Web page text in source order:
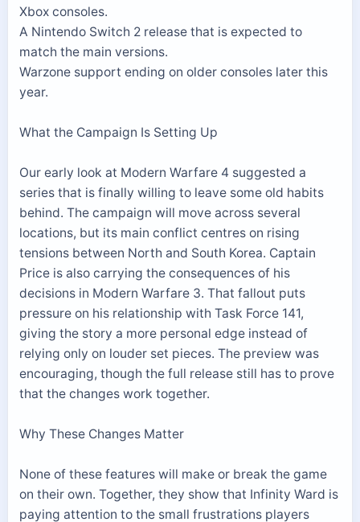
Xbox consoles.
A Nintendo Switch 2 release that is expected to
match the main versions.
Warzone support ending on older consoles later this
year.
What the Campaign Is Setting Up
Our early look at Modern Warfare 4 suggested a
series that is finally willing to leave some old habits
behind. The campaign will move across several
locations, but its main conflict centres on rising
tensions between North and South Korea. Captain
Price is also carrying the consequences of his
decisions in Modern Warfare 3. That fallout puts
pressure on his relationship with Task Force 141,
giving the story a more personal edge instead of
relying only on louder set pieces. The preview was
encouraging, though the full release still has to prove
that the changes work together.
Why These Changes Matter
None of these features will make or break the game
on their own. Together, they show that Infinity Ward is
paying attention to the small frustrations players